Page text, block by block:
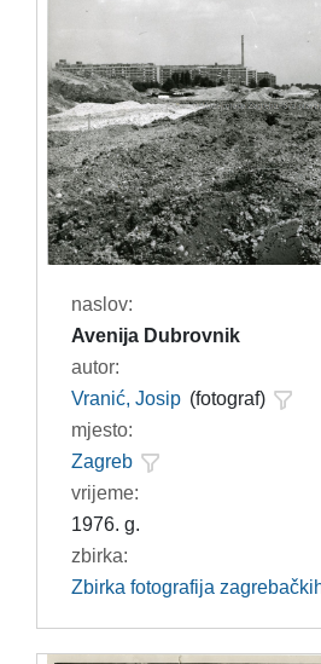
naslov:
Avenija Dubrovnik
autor:
Vranić, Josip (fotograf)
mjesto:
Zagreb
vrijeme:
1976. g.
zbirka:
Zbirka fotografija